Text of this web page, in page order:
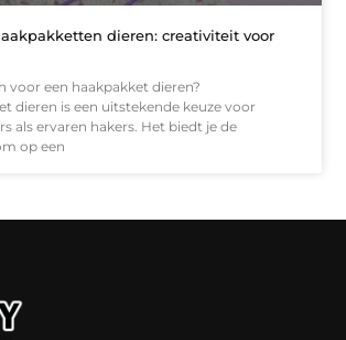
dieren: creativiteit voor
voor een haakpakket dieren?
dieren is een uitstekende keuze voor
als ervaren hakers. Het biedt je de
op een